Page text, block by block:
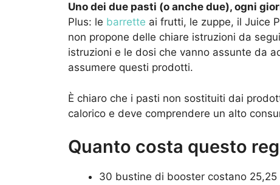
Uno dei due pasti (o anche due), ogni
Plus: le barrette ai frutti, le zuppe, il Juice
non propone delle chiare istruzioni da
istruzioni e le dosi che vanno assunte da
assumere questi prodotti.
È chiaro che i pasti non sostituiti dai
calorico e deve comprendere un alto
Quanto costa questo
30 bustine di booster costano 25,25